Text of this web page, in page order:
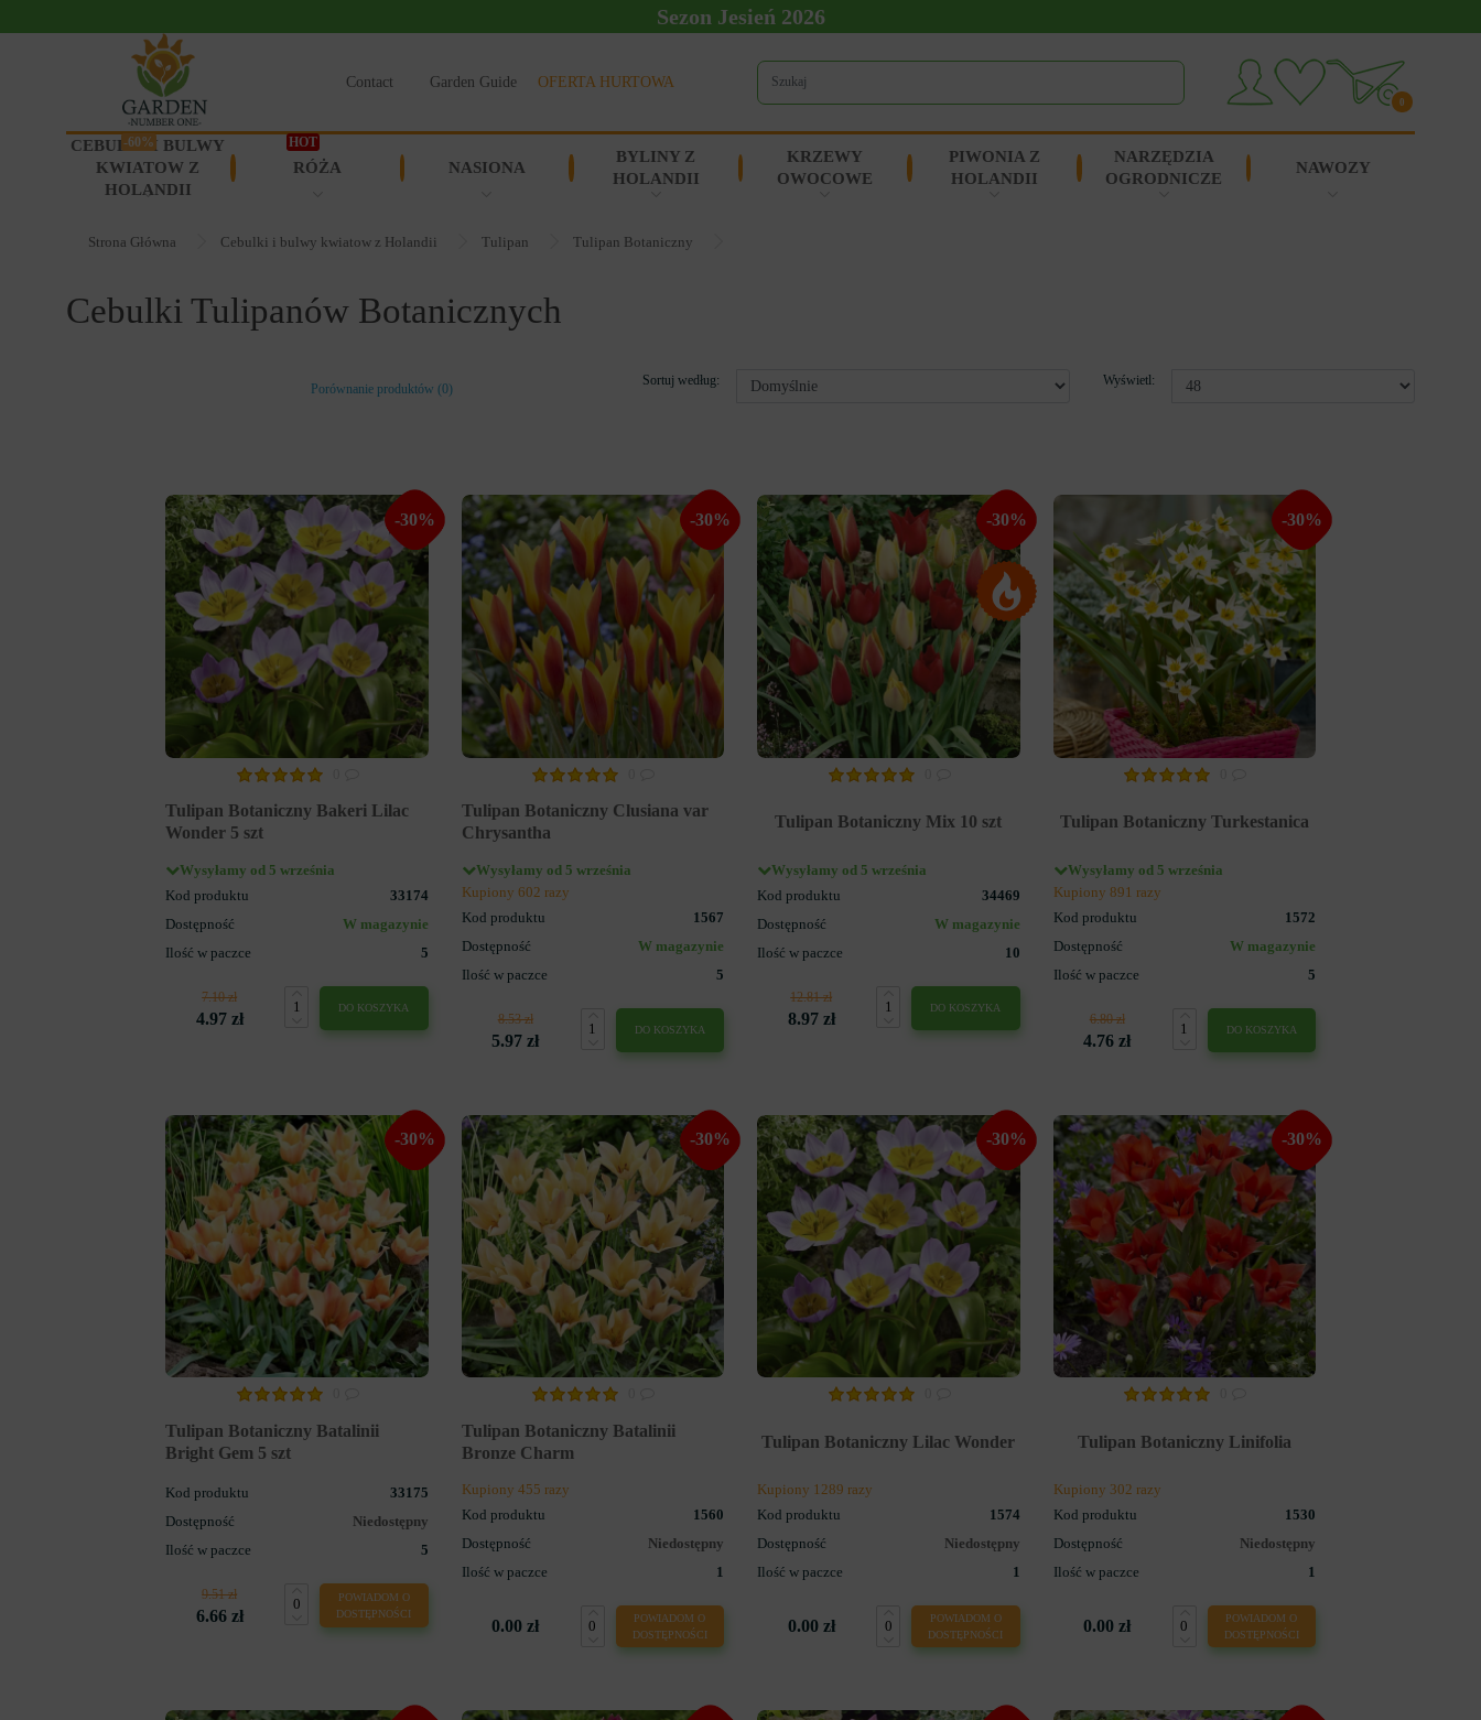
Sezon Jesień 2026
Contact Garden Guide OFERTA HURTOWA
0
CEBULKI I BULWY
KWIATOW Z
HOLANDII
-60%
RÓŻA
HOT
NASIONA
BYLINY Z
HOLANDII
KRZEWY
OWOCOWE
PIWONIA Z
HOLANDII
NARZĘDZIA
OGRODNICZE
NAWOZY
Strona Główna Cebulki i bulwy kwiatow z Holandii Tulipan Tulipan Botaniczny
Cebulki Tulipanów Botanicznych
Porównanie produktów (0)
Sortuj według: Wyświetl:
-30%
Tulipan Botaniczny Bakeri Lilac
Wonder 5 szt
Wysyłamy od 5 września
Kod produktu
33174
Dostępność
W magazynie
Ilość w paczce
5
7.10 zł
4.97 zł
DO KOSZYKA
-30%
Tulipan Botaniczny Clusiana var
Chrysantha
Wysyłamy od 5 września
Kupiony 602 razy
Kod produktu
1567
Dostępność
W magazynie
Ilość w paczce
5
8.53 zł
5.97 zł
DO KOSZYKA
-30%
Tulipan Botaniczny Mix 10 szt
Wysyłamy od 5 września
Kod produktu
34469
Dostępność
W magazynie
Ilość w paczce
10
12.81 zł
8.97 zł
DO KOSZYKA
-30%
Tulipan Botaniczny Turkestanica
Wysyłamy od 5 września
Kupiony 891 razy
Kod produktu
1572
Dostępność
W magazynie
Ilość w paczce
5
6.80 zł
4.76 zł
DO KOSZYKA
-30%
Tulipan Botaniczny Batalinii
Bright Gem 5 szt
Kod produktu
33175
Dostępność
Niedostępny
Ilość w paczce
5
9.51 zł
6.66 zł
POWIADOM O
DOSTĘPNOŚCI
-30%
Tulipan Botaniczny Batalinii
Bronze Charm
Kupiony 455 razy
Kod produktu
1560
Dostępność
Niedostępny
Ilość w paczce
1
0.00 zł
POWIADOM O
DOSTĘPNOŚCI
-30%
Tulipan Botaniczny Lilac Wonder
Kupiony 1289 razy
Kod produktu
1574
Dostępność
Niedostępny
Ilość w paczce
1
0.00 zł
POWIADOM O
DOSTĘPNOŚCI
-30%
Tulipan Botaniczny Linifolia
Kupiony 302 razy
Kod produktu
1530
Dostępność
Niedostępny
Ilość w paczce
1
0.00 zł
POWIADOM O
DOSTĘPNOŚCI